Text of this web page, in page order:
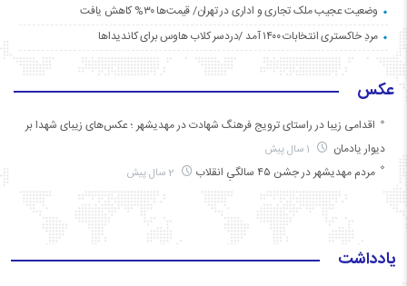
وضعیت عجیب ملک تجاری و اداری در تهران/ قیمت‌ها ۳۰% کاهش یافت
مردِ خاکستری انتخابات ۱۴۰۰ آمد /دردسر کلاب هاوس برای کاندیداها
عکس
اقدامی زیبا در راستای ترویج فرهنگ شهادت در مهدیشهر ؛ عکس‌های زیبای شهدا بر
دیوار یادمان
مردم مهدیشهر در جشن ۴۵ سالگیِ انقلاب
یادداشت